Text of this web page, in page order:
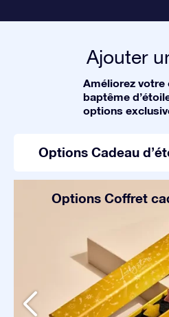
Ajouter
Améliorez votre
baptême
options
Options Cadeau
Options Coffret